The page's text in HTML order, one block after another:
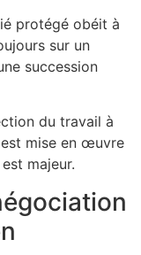
protégé obéit à
sur un
succession
du travail à
est mise en œuvre
majeur.